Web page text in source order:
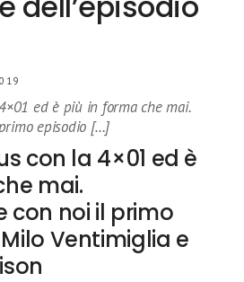
ed è più in forma che mai.
episodio […]
con la 4×01 ed è
mai.
noi il primo
Ventimiglia e